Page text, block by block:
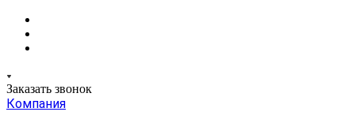
Заказать звонок
Компания